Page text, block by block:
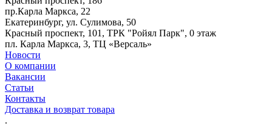
пр.Карла Маркса, 22
Екатеринбург, ул. Сулимова, 50
Красный проспект, 101, ТРК "Ройял Парк", 0 этаж
пл. Карла Маркса, 3, ТЦ «Версаль»
Новости
О компании
Вакансии
Статьи
Контакты
Доставка и возврат товара
.